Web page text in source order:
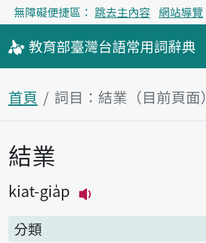
無障礙便捷區： 跳去主內容 網站導覽
教育部臺灣台語常用詞辭典
首頁 詞目：結業（目前頁面）
主內容區塊
結業
kiat-gia̍p
分類